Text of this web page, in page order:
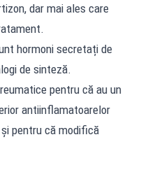
dar mai ales care
hormoni secretați de
de sinteză.
pentru că au un
antiinflamatoarelor
pentru că modifică